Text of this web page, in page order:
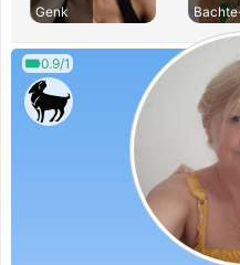
Genk
0.9/1